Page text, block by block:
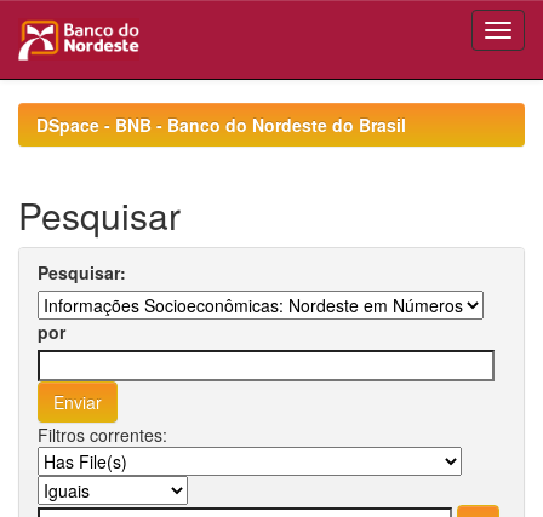
navigationDSpace - BNB - Banco do Nordeste do Brasil
Pesquisar
Pesquisar:
por
Filtros correntes: